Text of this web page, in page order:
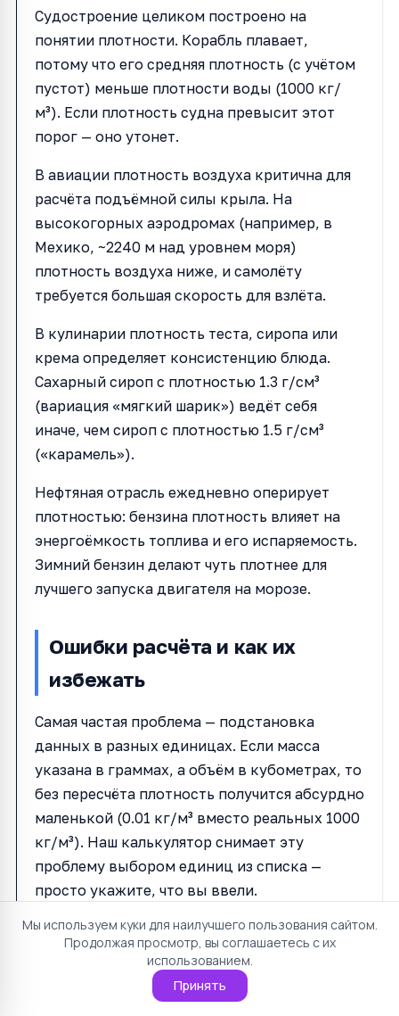
Судостроение целиком построено на
понятии плотности. Корабль плавает,
потому что его средняя плотность (с учётом
пустот) меньше плотности воды (1000 кг/
м³). Если плотность судна превысит этот
порог — оно утонет.
В авиации плотность воздуха критична для
расчёта подъёмной силы крыла. На
высокогорных аэродромах (например, в
Мехико, ~2240 м над уровнем моря)
плотность воздуха ниже, и самолёту
требуется большая скорость для взлёта.
В кулинарии плотность теста, сиропа или
крема определяет консистенцию блюда.
Сахарный сироп с плотностью 1.3 г/см³
(вариация «мягкий шарик») ведёт себя
иначе, чем сироп с плотностью 1.5 г/см³
(«карамель»).
Нефтяная отрасль ежедневно оперирует
плотностью: бензина плотность влияет на
энергоёмкость топлива и его испаряемость.
Зимний бензин делают чуть плотнее для
лучшего запуска двигателя на морозе.
Ошибки расчёта и как их
избежать
Самая частая проблема — подстановка
данных в разных единицах. Если масса
указана в граммах, а объём в кубометрах, то
без пересчёта плотность получится абсурдно
маленькой (0.01 кг/м³ вместо реальных 1000
кг/м³). Наш калькулятор снимает эту
проблему выбором единиц из списка —
просто укажите, что вы ввели.
Ещё одна ловушка — использование объёма
ёмкости вместо объёма самого вещества.
Если в 10-литровом ведре 8 кг песка, объём
песка не 10 литров, так как между
Мы используем куки для наилучшего пользования сайтом.
Продолжая просмотр, вы соглашаетесь с их
использованием.
Принять